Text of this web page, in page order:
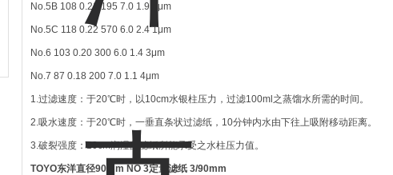
No.5B 108 0.21 195 7.0 1.9 4μm
No.5C 118 0.22 570 6.0 2.4 1μm
No.6 103 0.20 300 6.0 1.4 3μm
No.7 87 0.18 200 7.0 1.1 4μm
1.过滤速度：于20℃时，以10cm水银柱压力，过滤100ml之蒸馏水所需的时间。
2.吸水速度：于20℃时，一垂直条状过滤纸，10分钟内水由下往上吸附移动距离。
3.破裂强度：10cm润湿的滤纸所能承受之水柱压力值。
TOYO东洋直径90mm NO 3定量滤纸 3/90mm